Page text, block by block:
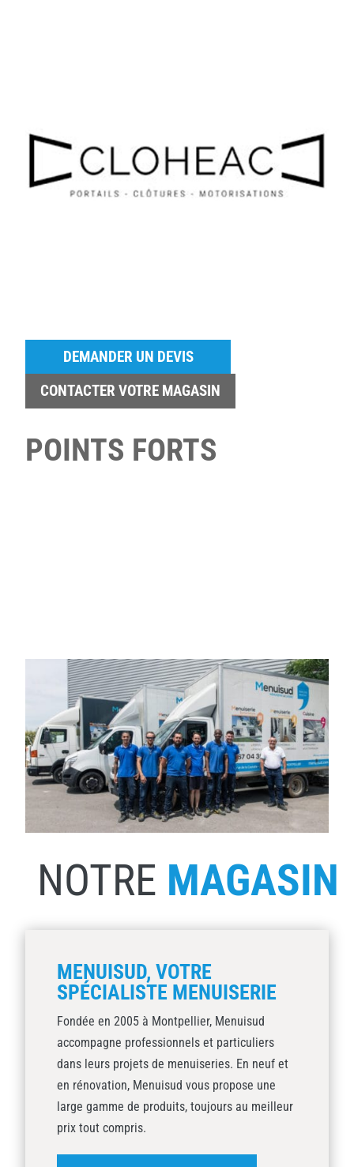
DEMANDER UN DEVIS
CONTACTER VOTRE MAGASIN
POINTS FORTS
NOTRE MAGASIN
MENUISUD, VOTRE
SPÉCIALISTE MENUISERIE
Fondée en 2005 à Montpellier, Menuisud
accompagne professionnels et particuliers
dans leurs projets de menuiseries. En neuf et
en rénovation, Menuisud vous propose une
large gamme de produits, toujours au meilleur
prix tout compris.